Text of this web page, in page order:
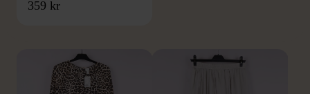
359 kr